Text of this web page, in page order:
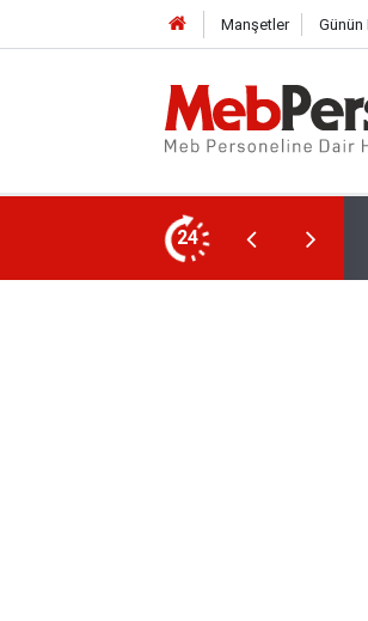
Manşetler Günün
24
Öğretmenler Norm Fazlası Oldu